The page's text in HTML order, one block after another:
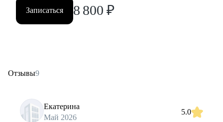
Записаться 8 800 ₽
Отзывы9
Екатерина
Май 2026
5.0